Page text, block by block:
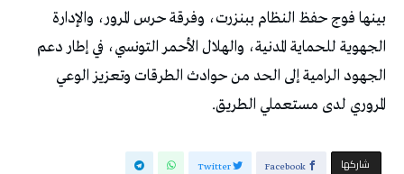
بينها فوج حفظ النظام ببنزرت، وفرقة حرس المرور، والإدارة
الجهوية للحماية المدنية، والهلال الأحمر التونسي، في إطار دعم
الجهود الرامية إلى الحد من حوادث الطرقات وتعزيز الوعي
المروري لدى مستعملي الطريق.
‫‫ شاركها‬ Facebook
Twitter